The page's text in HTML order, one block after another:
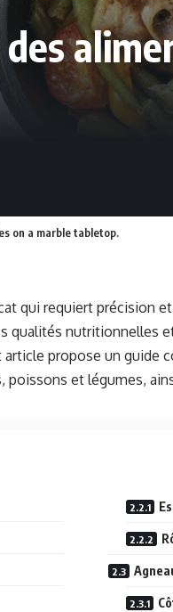
des
on a marble tabletop.
qui requiert précision
qualités nutritionnelles
propose un guide
et légumes,